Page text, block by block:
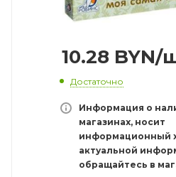
10.28 BYN/
Достаточно
Информация о
магазинах, носит
информационный
актуальной
обращайтесь в